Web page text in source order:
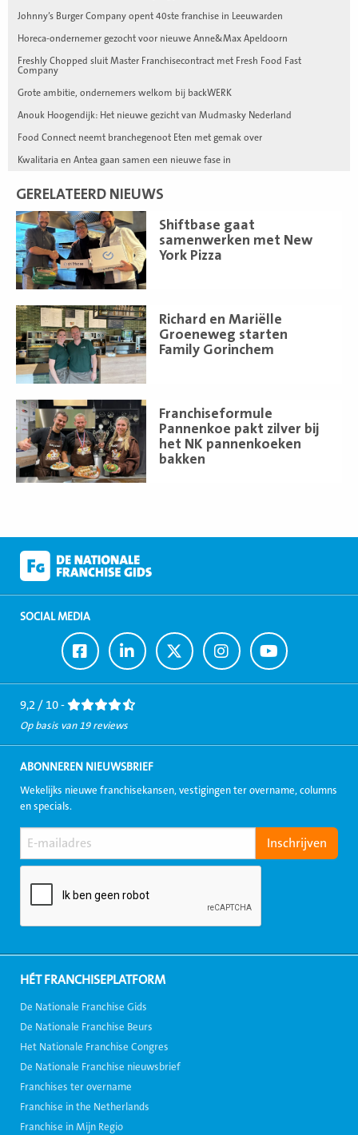
Johnny’s Burger Company opent 40ste franchise in Leeuwarden
Horeca-ondernemer gezocht voor nieuwe Anne&Max Apeldoorn
Freshly Chopped sluit Master Franchisecontract met Fresh Food Fast
Company
Grote ambitie, ondernemers welkom bij backWERK
Anouk Hoogendijk: Het nieuwe gezicht van Mudmasky Nederland
Food Connect neemt branchegenoot Eten met gemak over
Kwalitaria en Antea gaan samen een nieuwe fase in
GERELATEERD NIEUWS
Shiftbase gaat
samenwerken met New
York Pizza
Lees
meer
Richard en Mariëlle
Groeneweg starten
Family Gorinchem
Lees
meer
Franchiseformule
Pannenkoe pakt zilver bij
het NK pannenkoeken
bakken
Lees
meer
SOCIAL MEDIA
Ga
naar
Facebook
Ga
naar
LinkedIn
Ga
naar
Twitter
Ga
naar
Instagram
Ga
naar
Youtube
9,2 / 10 -
Op basis van 19 reviews
ABONNEREN NIEUWSBRIEF
Wekelijks nieuwe franchisekansen, vestigingen ter overname, columns
en specials.
HÉT FRANCHISEPLATFORM
De Nationale Franchise Gids
De Nationale Franchise Beurs
Het Nationale Franchise Congres
De Nationale Franchise nieuwsbrief
Franchises ter overname
Franchise in the Netherlands
Franchise in Mijn Regio